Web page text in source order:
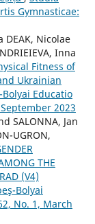
Gymnasticae:
DEAK, Nicolae
Inna
Fitness of
Ukrainian
Educatio
2023
SALONNA, Jan
UGRON,
THE
(V4)
Bolyai
No. 1, March